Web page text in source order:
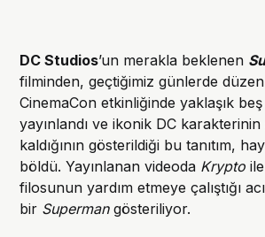
DC Studios’un merakla beklenen
filminden, geçtiğimiz günlerde
CinemaCon etkinliğinde yaklaşık
yayınlandı ve ikonik DC
kaldığının gösterildiği bu tanıtım,
böldü. Yayınlanan videoda Krypto
filosunun yardım etmeye çalıştığı
bir Supermangösteriliyor.